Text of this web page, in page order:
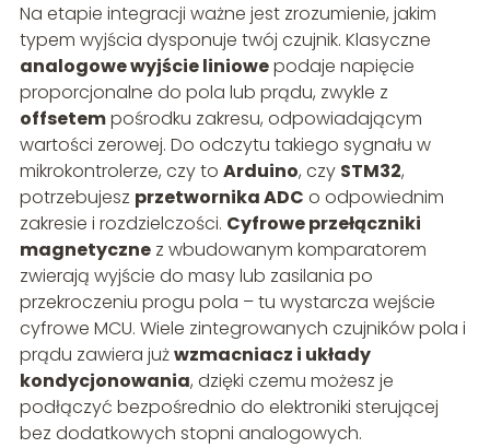
Na etapie integracji ważne jest zrozumienie, jakim
typem wyjścia dysponuje twój czujnik. Klasyczne
analogowe wyjście liniowepodaje napięcie
proporcjonalne do pola lub prądu, zwykle z
offsetempośrodku zakresu, odpowiadającym
wartości zerowej. Do odczytu takiego sygnału w
mikrokontrolerze, czy to Arduino, czy STM32,
potrzebujesz przetwornika ADC o odpowiednim
zakresie i rozdzielczości. Cyfrowe przełączniki
magnetycznez wbudowanym komparatorem
zwierają wyjście do masy lub zasilania po
przekroczeniu progu pola – tu wystarcza wejście
cyfrowe MCU. Wiele zintegrowanych czujników pola i
prądu zawiera jużwzmacniacz i układy
kondycjonowania, dzięki czemu możesz je
podłączyć bezpośrednio do elektroniki sterującej
bez dodatkowych stopni analogowych.